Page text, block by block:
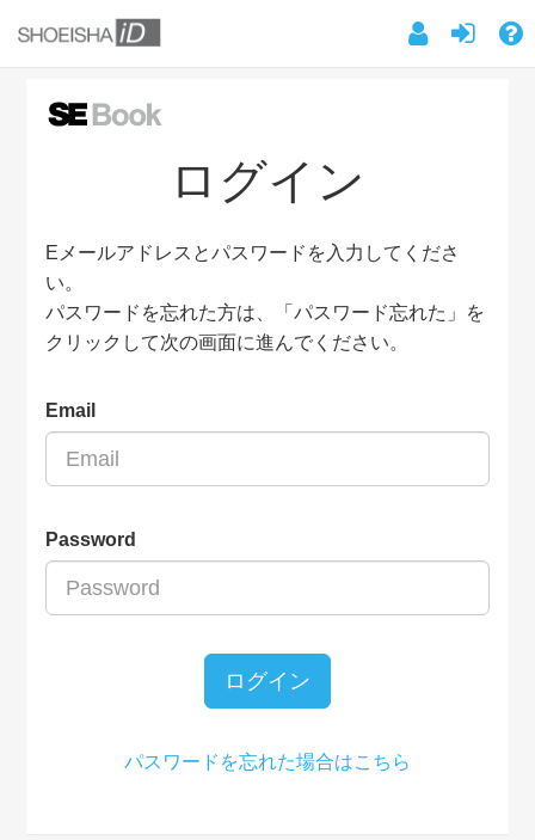
ログイン
Eメールアドレスとパスワードを入力してくださ
い。
パスワードを忘れた方は、「パスワード忘れた」を
クリックして次の画面に進んでください。
Email
Password
ログイン
パスワードを忘れた場合はこちら